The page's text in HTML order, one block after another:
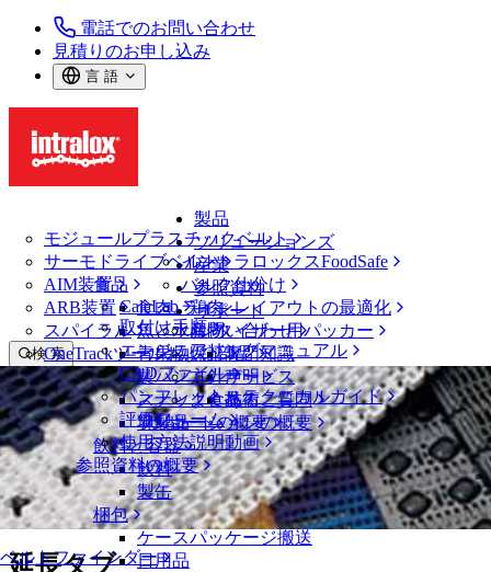
電話でのお問い合わせ
見積りのお申し込み
言 語
製品
モジュールプラスチックベルト
サーモドライブベルト
AIM装置
ARB装置
スパイラル
OneTrackツールおよび部品
ベルトファインダー
ソリューションズ
イントラロックスFoodSafe
バルク仕分け
ラインレイアウトの最適化
パレタイザー用パッカー
専門知識
サービス
技術
ソリューションの概要
産業
食品
食肉、鶏肉
魚と水産物
青果物
製パン
スナック食品
乳製品
飲料と容器
飲料
製缶
梱包
ケースパッケージ搬送
日用品
参照資料
CalcLab
取付け手順
エンジニアリングマニュアル
CADファイル
パンフレット・テクニカルガイド
評価フォーム
使用方法説明動画
参照資料の概要
サポート
お問い合わせ
保証
方針声明
よくあるご質問
サポートの概要
検 索
メニューを開く
ベルトファインダー
ベルトファインダー
モジュールプラスチックベルト
3000 シリーズ
延長タブ
延長タブ